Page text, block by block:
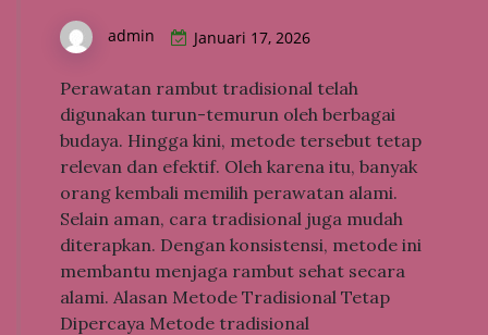
admin Januari 17, 2026
Perawatan rambut tradisional telah
digunakan turun-temurun oleh berbagai
budaya. Hingga kini, metode tersebut tetap
relevan dan efektif. Oleh karena itu, banyak
orang kembali memilih perawatan alami.
Selain aman, cara tradisional juga mudah
diterapkan. Dengan konsistensi, metode ini
membantu menjaga rambut sehat secara
alami. Alasan Metode Tradisional Tetap
Dipercaya Metode tradisional